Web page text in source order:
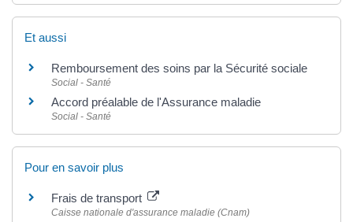
Et aussi
Remboursement des soins par la Sécurité sociale
Social - Santé
Accord préalable de l'Assurance maladie
Social - Santé
Pour en savoir plus
Frais de transport
Caisse nationale d'assurance maladie (Cnam)